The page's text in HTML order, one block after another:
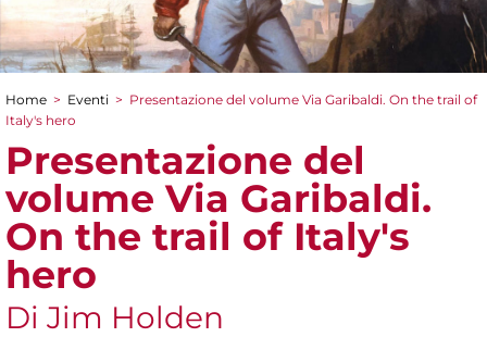
Tu sei qui
Home > Eventi > Presentazione del volume Via Garibaldi. On the trail of
Italy's hero
Presentazione del
volume Via Garibaldi.
On the trail of Italy's
hero
Di Jim Holden